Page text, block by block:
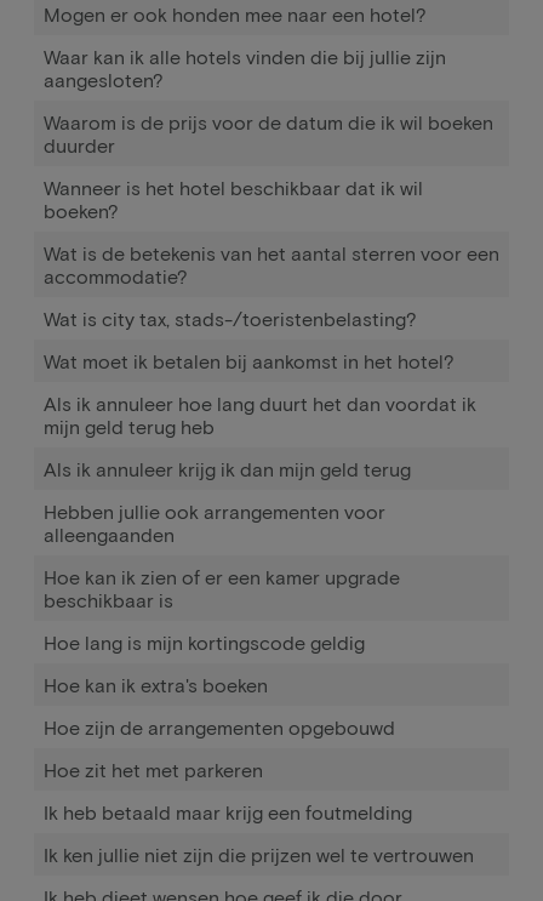
Mogen er ook honden mee naar een hotel?
Waar kan ik alle hotels vinden die bij jullie zijn
aangesloten?
Waarom is de prijs voor de datum die ik wil boeken
duurder
Wanneer is het hotel beschikbaar dat ik wil
boeken?
Wat is de betekenis van het aantal sterren voor een
accommodatie?
Wat is city tax, stads-/toeristenbelasting?
Wat moet ik betalen bij aankomst in het hotel?
Als ik annuleer hoe lang duurt het dan voordat ik
mijn geld terug heb
Als ik annuleer krijg ik dan mijn geld terug
Hebben jullie ook arrangementen voor
alleengaanden
Hoe kan ik zien of er een kamer upgrade
beschikbaar is
Hoe lang is mijn kortingscode geldig
Hoe kan ik extra's boeken
Hoe zijn de arrangementen opgebouwd
Hoe zit het met parkeren
Ik heb betaald maar krijg een foutmelding
Ik ken jullie niet zijn die prijzen wel te vertrouwen